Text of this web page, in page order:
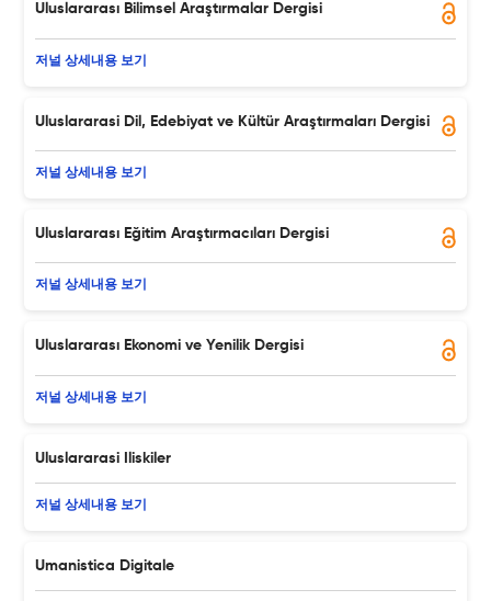
Uluslararası Bilimsel Araştırmalar Dergisi
저널 상세내용 보기
Uluslararasi Dil, Edebiyat ve Kültür Araştırmaları Dergisi
저널 상세내용 보기
Uluslararası Eğitim Araştırmacıları Dergisi
저널 상세내용 보기
Uluslararası Ekonomi ve Yenilik Dergisi
저널 상세내용 보기
Uluslararasi Iliskiler
저널 상세내용 보기
Umanistica Digitale